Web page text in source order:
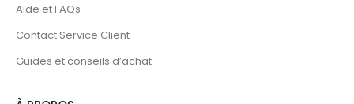
Aide et FAQs
Contact Service Client
Guides et conseils d’achat